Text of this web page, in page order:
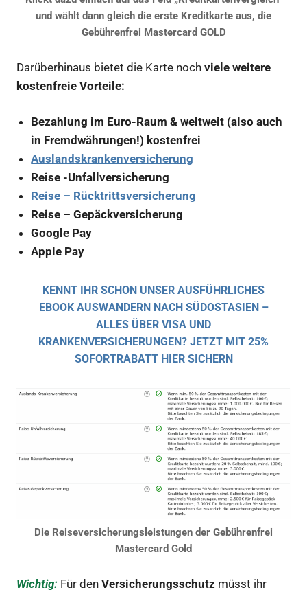
und wählt dann gleich die erste Kreditkarte aus, die
Gebührenfrei Mastercard GOLD
Darüberhinaus bietet die Karte noch viele weitere
kostenfreie Vorteile:
Bezahlung im Euro-Raum & weltweit (also auch
in Fremdwährungen!) kostenfrei
Auslandskrankenversicherung
Reise -Unfallversicherung
Reise – Rücktrittsversicherung
Reise – Gepäckversicherung
Google Pay
Apple Pay
KENNT IHR SCHON UNSER AUSFÜHRLICHES
EBOOK AUSWANDERN NACH SÜDOSTASIEN –
ALLES ÜBER VISA UND
KRANKENVERSICHERUNGEN? JETZT MIT 25%
SOFORTRABATT HIER SICHERN
Die Reiseversicherungsleistungen der Gebührenfrei
Mastercard Gold
Wichtig: Für den Versicherungsschutz müsst ihr